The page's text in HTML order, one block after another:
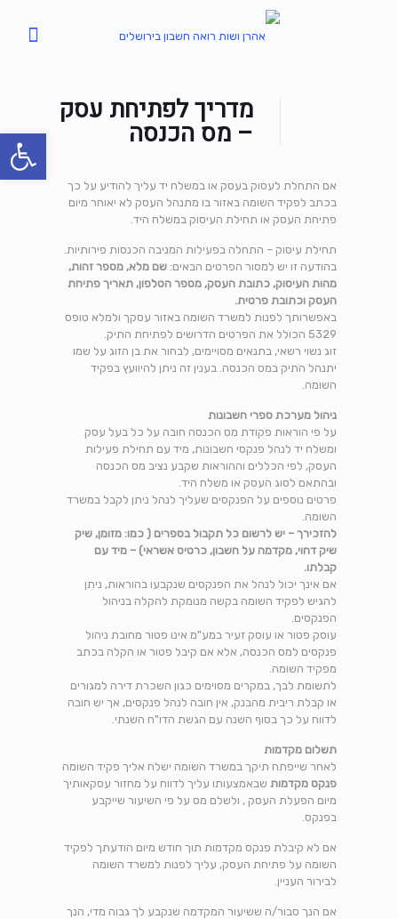
מדריך לפתיחת עסק
– מס הכנסה
אם התחלת לעסוק בעסק או במשלח יד עליך להודיע על כך
בכתב לפקיד השומה באזור בו מתנהל העסק לא יאוחר מיום
פתיחת העסק או תחילת העיסוק במשלח היד.
תחילת עיסוק – התחלה בפעילות המניבה הכנסות פירותיות.
בהודעה זו יש למסור הפרטים הבאים:שם מלא, מספר זהות,
מהות העיסוק, כתובת העסק, מספר הטלפון, תאריך פתיחת
העסק וכתובת פרטית.
באפשרותך לפנות למשרד השומה באזור עסקך ולמלא טופס
‎5329 הכולל את הפרטים הדרושים לפתיחת התיק.
זוג נשוי רשאי, בתנאים מסויימים, לבחור את בן הזוג על שמו
יתנהל התיק במס הכנסה. בענין זה ניתן להיוועץ בפקיד
השומה.
ניהול מערכת ספרי חשבונות
על פי הוראות פקודת מס הכנסה חובה על כל בעל עסק
ומשלח יד לנהל פנקסי חשבונות, מיד עם תחילת פעילות
העסק, לפי הכללים וההוראות שקבע נציב מס הכנסה
ובהתאם לסוג העסק או משלח היד.
פרטים נוספים על הפנקסים שעליך לנהל ניתן לקבל במשרד
השומה.
להזכירך – יש לרשום כל תקבול בספרים ( כמו: מזומן, שיק
שיק דחוי, מקדמה על חשבון, כרטיס אשראי) – מיד עם
קבלתו.
אם אינך יכול לנהל את הפנקסים שנקבעו בהוראות, ניתן
להגיש לפקיד השומה בקשה מנומקת להקלה בניהול
הפנקסים.
עוסק פטור או עוסק זעיר במע"מ אינו פטור מחובת ניהול
פנקסים למס הכנסה, אלא אם קיבל פטור או הקלה בכתב
מפקיד השומה.
לתשומת לבך, במקרים מסוימים כגון השכרת דירה למגורים
או קבלת ריבית מהבנק, אין חובה לנהל פנקסים, אך יש חובה
לדווח על כך בסוף השנה עם הגשת הדו"ח השנתי.
תשלום מקדמות
​לאחר שייפתח תיקך במשרד השומה ישלח אליך פקיד השומה
פנקס מקדמות שבאמצעותו עליך לדווח על מחזור עסקאותיך
מיום הפעלת העסק , ולשלם מס על פי השיעור שייקבע
בפנקס.
אם לא קיבלת פנקס מקדמות תוך חודש מיום הודעתך לפקיד
השומה על פתיחת העסק, עליך לפנות למשרד השומה
לבירור העניין.
אם הנך סבור/ה ששיעור המקדמה שנקבע לך גבוה מדי, הנך
פתח